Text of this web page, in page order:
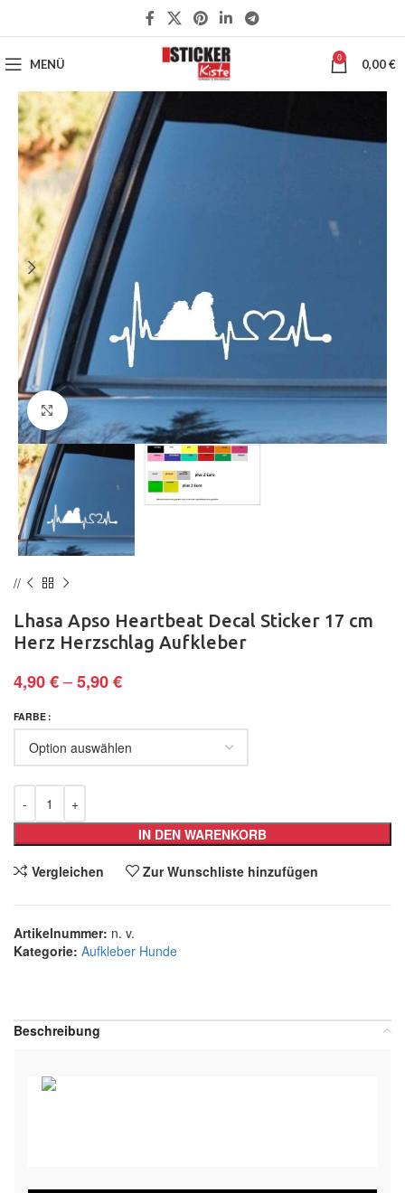
MENÜ 0 0,00€
Klick zum Vergrößern
Lhasa Apso Heartbeat Decal Sticker 17 cm
Herz Herzschlag Aufkleber
4,90€–5,90€
FARBE
IN DEN WARENKORB
Vergleichen Zur Wunschliste hinzufügen
Artikelnummer: n. v.
Kategorie: Aufkleber Hunde
Beschreibung